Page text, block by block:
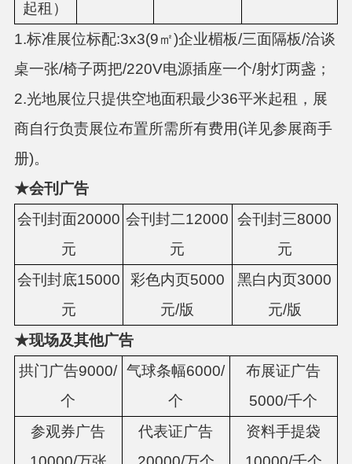
起租）
1.标准展位标配:3x3(9㎡)企业楣板/三面隔板/洽谈
桌一张/椅子两把/220V电源插座一个/射灯两盏；
2.光地展位只提供空地面积最少36平米起租，展
商自行负责展位布置所需所有费用(详见参展商手
册)。
★会刊广告
会刊封面20000
元
会刊封二12000
元
会刊封三8000
元
会刊封底15000
元
彩色内页5000
元/版
黑白内页3000
元/版
★现场及其他广告
拱门广告9000/
个
气球条幅6000/
个
布展证广告
5000/千个
参观券广告
代表证广告
资料手提袋